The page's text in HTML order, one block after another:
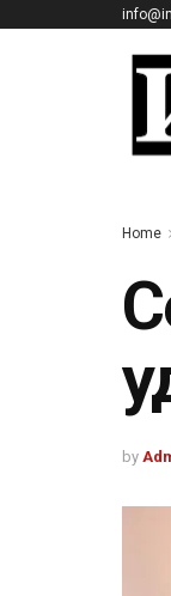
Home
by